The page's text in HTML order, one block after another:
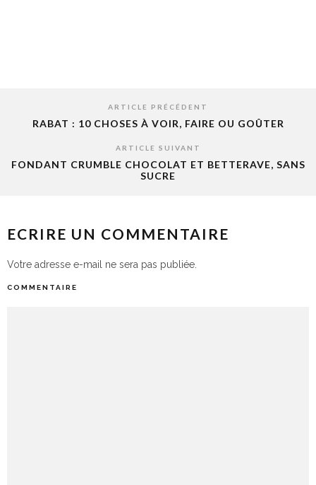
ARTICLE PRÉCÉDENT
RABAT : 10 CHOSES À VOIR, FAIRE OU GOÛTER
ARTICLE SUIVANT
FONDANT CRUMBLE CHOCOLAT ET BETTERAVE, SANS
SUCRE
ECRIRE UN COMMENTAIRE
Votre adresse e-mail ne sera pas publiée.
COMMENTAIRE